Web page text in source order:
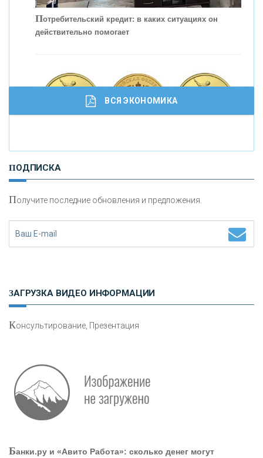
привлечь и удержать персонал - «Интервью»
Потребительский кредит: в каких ситуациях он
действительно помогает
И
сохранения и увеличения капитала
ВСЯ ЭКОНОМИКА
ПОДПИСКА
Получите последние обновления и предложения.
ЗАГРУЗКА ВИДЕО ИНФОРМАЦИИ
Консультирование, Презентация
Банки.ру и «Авито Работа»: сколько денег могут